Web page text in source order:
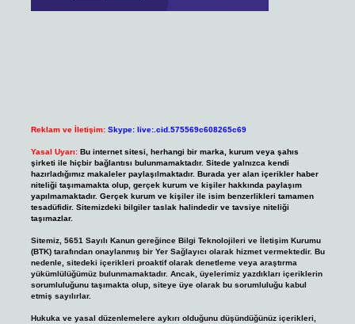
Reklam ve İletişim: Skype: live:.cid.575569c608265c69
Yasal Uyarı: Bu internet sitesi, herhangi bir marka, kurum veya şahıs
şirketi ile hiçbir bağlantısı bulunmamaktadır. Sitede yalnızca kendi
hazırladığımız makaleler paylaşılmaktadır. Burada yer alan içerikler haber
niteliği taşımamakta olup, gerçek kurum ve kişiler hakkında paylaşım
yapılmamaktadır. Gerçek kurum ve kişiler ile isim benzerlikleri tamamen
tesadüfidir. Sitemizdeki bilgiler taslak halindedir ve tavsiye niteliği
taşımazlar.
Sitemiz, 5651 Sayılı Kanun gereğince Bilgi Teknolojileri ve İletişim Kurumu
(BTK) tarafından onaylanmış bir Yer Sağlayıcı olarak hizmet vermektedir. Bu
nedenle, sitedeki içerikleri proaktif olarak denetleme veya araştırma
yükümlülüğümüz bulunmamaktadır. Ancak, üyelerimiz yazdıkları içeriklerin
sorumluluğunu taşımakta olup, siteye üye olarak bu sorumluluğu kabul
etmiş sayılırlar.
Hukuka ve yasal düzenlemelere aykırı olduğunu düşündüğünüz içerikleri,